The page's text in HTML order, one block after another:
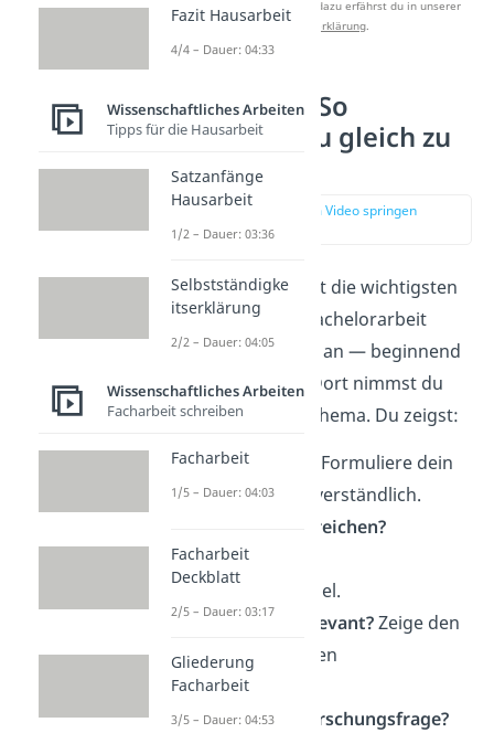
Studyflix zu verbessern. Mehr dazu erfährst du in unserer
Datenschutzerklärung.
Einleitung — So
überzeugst du gleich zu
Beginn
zur Stelle im Video springen
(01:45)
Schauen wir uns jetzt die wichtigsten
Bestandteile einer Bachelorarbeit
noch etwas genauer an — beginnend
mit derEinleitung. Dort nimmst du
deine Leser mit ins Thema. Du zeigst:
Worum geht es?
Formuliere dein
Thema klar und verständlich.
Was willst du erreichen?
Beschreibe dein
Untersuchungsziel.
Warum ist es relevant?Zeige den
wissenschaftlichen
Zusammenhang.
Was ist deine Forschungsfrage?
Fazit Hausarbeit
4/4 – Dauer: 04:33
Wissenschaftliches Arbeiten
Tipps für die Hausarbeit
Satzanfänge
Hausarbeit
1/2 – Dauer: 03:36
Selbstständigke
itserklärung
2/2 – Dauer: 04:05
Wissenschaftliches Arbeiten
Facharbeit schreiben
Facharbeit
1/5 – Dauer: 04:03
Facharbeit
Deckblatt
2/5 – Dauer: 03:17
Gliederung
Facharbeit
3/5 – Dauer: 04:53